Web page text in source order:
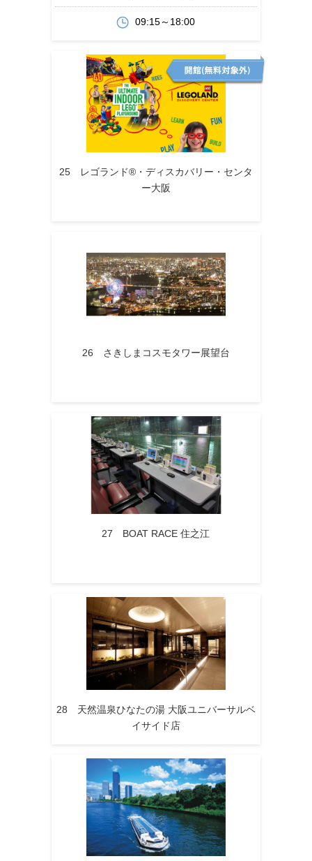
09:15～18:00
25 レゴランド®・ディスカバリー・センタ
ー大阪
26 さきしまコスモタワー展望台
27 BOAT RACE 住之江
28 天然温泉ひなたの湯 大阪ユニバーサルベ
イサイド店